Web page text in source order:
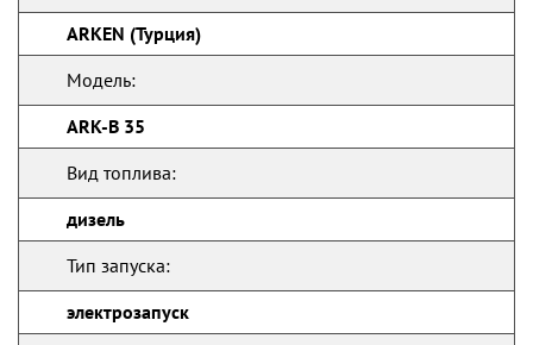
ARKEN (Турция)
Модель:
ARK-B 35
Вид топлива:
дизель
Тип запуска:
электрозапуск